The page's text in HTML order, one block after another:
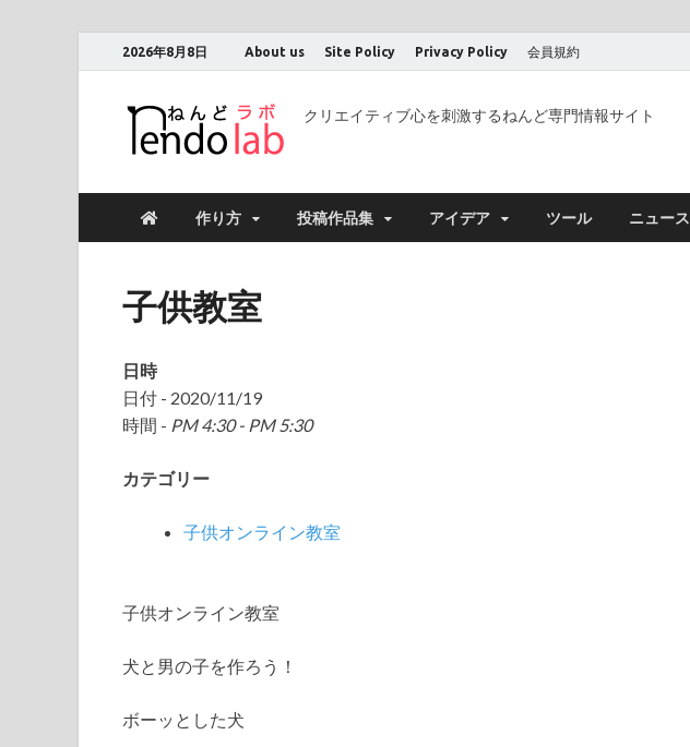
2026年8月8日 About us Site Policy Privacy Policy 会員規約
クリエイティブ心を刺激するねんど専門情報サイト
作り方 投稿作品集 アイデア ツール ニュース
子供教室
日時
日付 - 2020/11/19
時間 - PM 4:30 - PM 5:30
カテゴリー
子供オンライン教室
子供オンライン教室
犬と男の子を作ろう！
ボーッとした犬